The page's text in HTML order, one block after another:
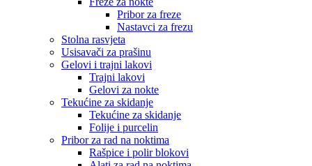
Pribor za freze
Nastavci za frezu
Stolna rasvjeta
Usisavači za prašinu
Gelovi i trajni lakovi
Trajni lakovi
Gelovi za nokte
Tekućine za skidanje
Tekućine za skidanje
Folije i purcelin
Pribor za rad na noktima
Rašpice i polir blokovi